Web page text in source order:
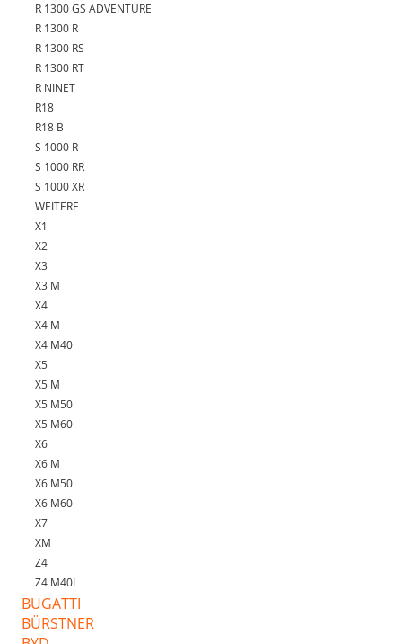
R 1300 GS ADVENTURE
R 1300 R
R 1300 RS
R 1300 RT
R NINET
R18
R18 B
S 1000 R
S 1000 RR
S 1000 XR
WEITERE
X1
X2
X3
X3 M
X4
X4 M
X4 M40
X5
X5 M
X5 M50
X5 M60
X6
X6 M
X6 M50
X6 M60
X7
XM
Z4
Z4 M40I
BUGATTI
BÜRSTNER